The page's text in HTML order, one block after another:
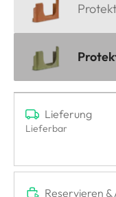
Lieferung
Lieferbar
Reservieren &